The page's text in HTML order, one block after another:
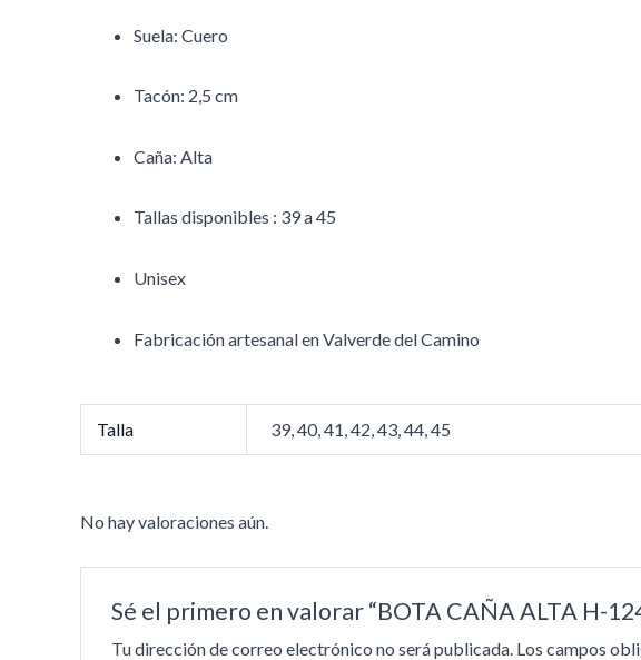
Suela: Cuero
Tacón: 2,5 cm
Caña: Alta
Tallas disponibles : 39 a 45
Unisex
Fabricación artesanal en Valverde del Camino
Talla 39, 40, 41, 42, 43, 44, 45
No hay valoraciones aún.
Sé el primero en valorar “BOTA CAÑA ALTA H-
Tu dirección de correo electrónico no será publicada. Los campos